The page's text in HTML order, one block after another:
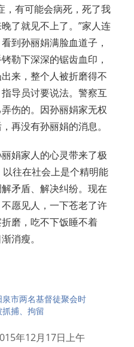
，有可能会病死，死了我
了就见不上了。”家人连
到孙丽娟满脸血道子，
勒下深深的锯齿血印，
来，整个人被折磨得不
导员讨要说法。警察互
伤的。因孙丽娟家无权
再没有孙丽娟的消息。
娟家人的心灵带来了极
往在社会上是个精明能
矛盾、解决纠纷。现在
愿见人，一下苍老了许
磨，吃不下饭睡不着
消瘦。
泉市两名基督徒聚会时
抓捕、拘留
年12月17日上午